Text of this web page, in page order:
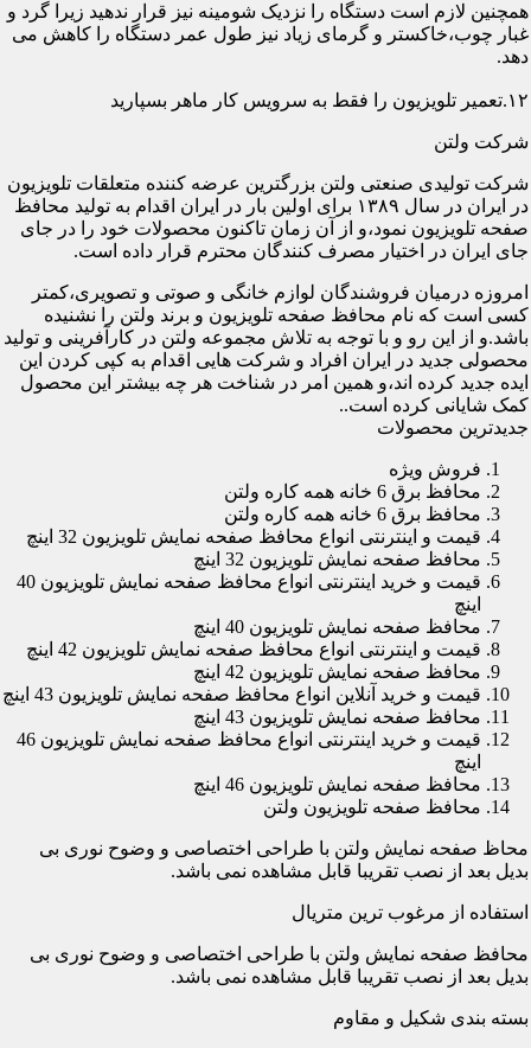
همچنین لازم است دستگاه را نزدیک شومینه نیز قرار ندهید زیرا گرد و
غبار چوب،خاکستر و گرمای زیاد نیز طول عمر دستگاه را کاهش می
دهد.
۱۲.تعمیر تلویزیون را فقط به سرویس کار ماهر بسپارید
شرکت ولتن
شرکت تولیدی صنعتی ولتن بزرگترین عرضه کننده متعلقات تلویزیون
در ایران در سال ۱۳۸۹ برای اولین بار در ایران اقدام به تولید محافظ
صفحه تلویزیون نمود،و از آن زمان تاکنون محصولات خود را در جای
جای ایران در اختیار مصرف کنندگان محترم قرار داده است.
امروزه درمیان فروشندگان لوازم خانگی و صوتی و تصویری،کمتر
کسی است که نام محافظ صفحه تلویزیون و برند ولتن را نشنیده
باشد.و از این رو و با توجه به تلاش مجموعه ولتن در کارآفرینی و تولید
محصولی جدید در ایران افراد و شرکت هایی اقدام به کپی کردن این
ایده جدید کرده اند،و همین امر در شناخت هر چه بیشتر این محصول
کمک شایانی کرده است..
جدیدترین محصولات
فروش ویژه
محافظ برق 6 خانه همه کاره ولتن
محافظ برق 6 خانه همه کاره ولتن
قیمت و اینترنتی انواع محافظ صفحه نمایش تلویزیون 32 اینچ
محافظ صفحه نمایش تلویزیون 32 اینچ
قیمت و خرید اینترنتی انواع محافظ صفحه نمایش تلویزیون 40
اینچ
محافظ صفحه نمایش تلویزیون 40 اینچ
قیمت و اینترنتی انواع محافظ صفحه نمایش تلویزیون 42 اینچ
محافظ صفحه نمایش تلویزیون 42 اینچ
قیمت و خرید آنلاین انواع محافظ صفحه نمایش تلویزیون 43 اینچ
محافظ صفحه نمایش تلویزیون 43 اینچ
قیمت و خرید اینترنتی انواع محافظ صفحه نمایش تلویزیون 46
اینچ
محافظ صفحه نمایش تلویزیون 46 اینچ
محافظ صفحه تلویزیون ولتن
محاظ صفحه نمایش ولتن با طراحی اختصاصی و وضوح نوری بی
بدیل بعد از نصب تقریبا قابل مشاهده نمی باشد.
استفاده از مرغوب ترین متریال
محافظ صفحه نمایش ولتن با طراحی اختصاصی و وضوح نوری بی
بدیل بعد از نصب تقریبا قابل مشاهده نمی باشد.
بسته بندی شکیل و مقاوم